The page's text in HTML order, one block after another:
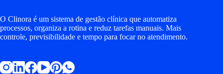
O Clinora é um sistema de gestão clínica que automatiza
processos, organiza a rotina e reduz tarefas manuais. Mais
controle, previsibilidade e tempo para focar no atendimento.